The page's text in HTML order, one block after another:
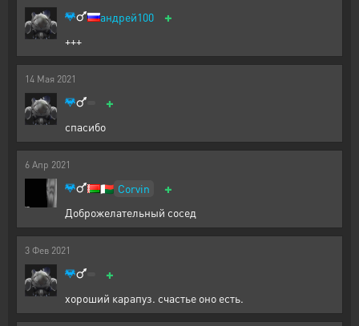
андрей100 +
+++
14 Мая 2021
+
спасибо
6 Апр 2021
🇲🇬 Corvin +
Доброжелательный сосед
3 Фев 2021
+
хороший карапуз. счастье оно есть.